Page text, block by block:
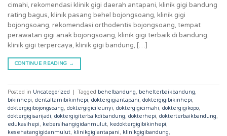
cimahi, rekomendasi klinik gigi daerah antapani, klinik gigi bandung
rating bagus, klinik pasang behel bojongsoang, klinik gigi
bojongsoang, rekomendasi orthodentis bojongsoang, tempat
perawatan gigi anak bojongsoang, klinik gigi terbaik di bandung,
klinik gigi terpercaya, klinik gigi bandung, […]
CONTINUE READING →
Posted in Uncategorized | Tagged behelbandung, behelterbaikbandung,
bikinhepi, dentaltamibikinhepi, doktergigiantapani, doktergigibikinhepi,
doktergigibojongsoang, doktergigicileunyi, doktergigicimahi, doktergigikopo,
doktergigisarijadi, doktergigiterbaikdibandung, dokterhepi, dokterterbaikbandung,
edukasihepi, kebersihangigidanmulut, kedoktergigibikinhepi,
kesehatangigidanmulut, klinikgigiantapani, klinikgigibandung,